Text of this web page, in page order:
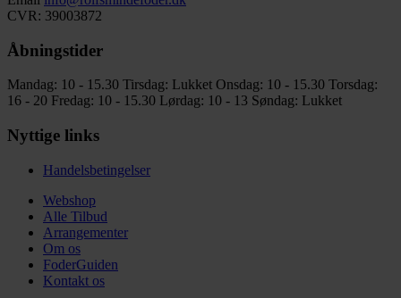
CVR: 39003872
Åbningstider
Mandag: 10 - 15.30 Tirsdag: Lukket Onsdag: 10 - 15.30 Torsdag:
16 - 20 Fredag: 10 - 15.30 Lørdag: 10 - 13 Søndag: Lukket
Nyttige links
Handelsbetingelser
Webshop
Alle Tilbud
Arrangementer
Om os
FoderGuiden
Kontakt os